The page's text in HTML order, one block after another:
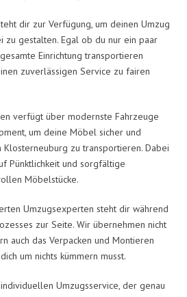
dir zur Verfügung, um deinen Umzug
zu gestalten. Egal ob du nur ein paar
Einrichtung transportieren
zuverlässigen Service zu fairen
verfügt über modernste Fahrzeuge
um deine Möbel sicher und
Klosterneuburg zu transportieren. Dabei
Pünktlichkeit und sorgfältige
Möbelstücke.
Umzugsexperten steht dir während
zur Seite. Wir übernehmen nicht
auch das Verpacken und Montieren
um nichts kümmern musst.
Umzugsservice, der genau